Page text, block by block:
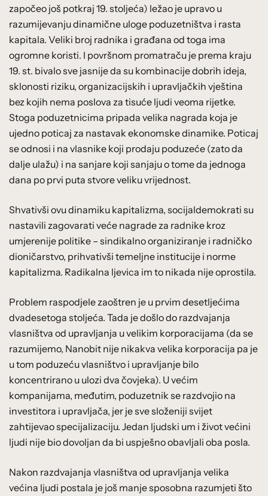
započeo još potkraj 19. stoljeća) ležao je upravo u
razumijevanju dinamične uloge poduzetništva i rasta
kapitala. Veliki broj radnika i građana od toga ima
ogromne koristi. I površnom promatraču je prema kraju
19. st. bivalo sve jasnije da su kombinacije dobrih ideja,
sklonosti riziku, organizacijskih i upravljačkih vještina
bez kojih nema poslova za tisuće ljudi veoma rijetke.
Stoga poduzetnicima pripada velika nagrada koja je
ujedno poticaj za nastavak ekonomske dinamike. Poticaj
se odnosi i na vlasnike koji prodaju poduzeće (zato da
dalje ulažu) i na sanjare koji sanjaju o tome da jednoga
dana po prvi puta stvore veliku vrijednost.
Shvativši ovu dinamiku kapitalizma, socijaldemokrati su
nastavili zagovarati veće nagrade za radnike kroz
umjerenije politike – sindikalno organiziranje i radničko
dioničarstvo, prihvativši temeljne institucije i norme
kapitalizma. Radikalna ljevica im to nikada nije oprostila.
Problem raspodjele zaoštren je u prvim desetljećima
dvadesetoga stoljeća. Tada je došlo do razdvajanja
vlasništva od upravljanja u velikim korporacijama (da se
razumijemo, Nanobit nije nikakva velika korporacija pa je
u tom poduzeću vlasništvo i upravljanje bilo
koncentrirano u ulozi dva čovjeka). U većim
kompanijama, međutim, poduzetnik se razdvojio na
investitora i upravljača, jer je sve složeniji svijet
zahtijevao specijalizaciju. Jedan ljudski um i život većini
ljudi nije bio dovoljan da bi uspješno obavljali oba posla.
Nakon razdvajanja vlasništva od upravljanja velika
većina ljudi postala je još manje sposobna razumjeti što